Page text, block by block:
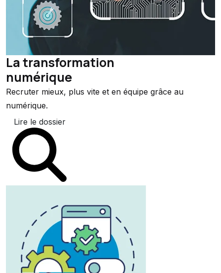
La transformation
numérique
Recruter mieux, plus vite et en équipe grâce au
numérique.
Lire le dossier